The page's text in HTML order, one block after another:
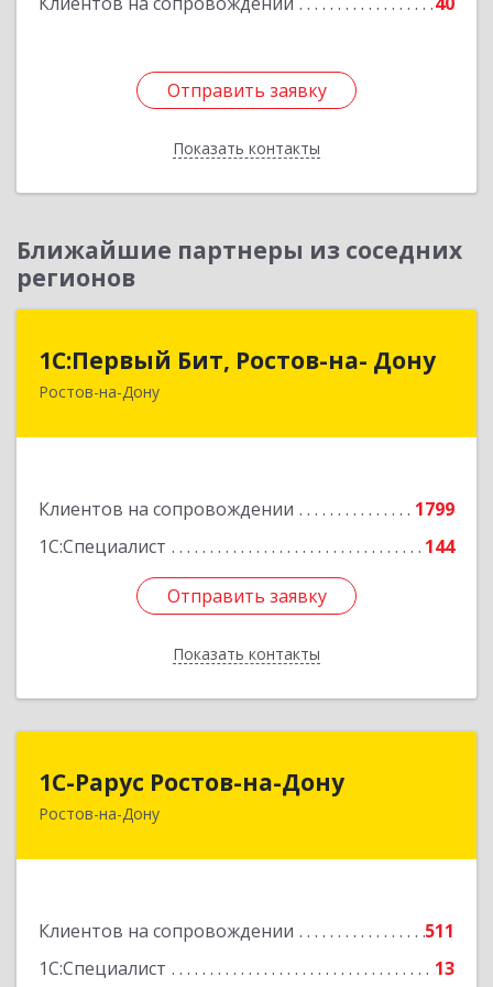
Отправить заявку
Показать контакты
Отправить заявку
Назад
Ближайшие партнеры из соседних
регионов
1С:Первый Бит, Ростов-на- Дону
Ростов-на-Дону
Клиентов на сопровождении
1799
1С:Специалист
144
Отправить заявку
Показать контакты
1С:Первый Бит, Ростов-на- Дону
344091, Ростовская обл, Ростов-на-Дону г,
Отправить заявку
Назад
1С-Рарус Ростов-на-Дону
Ростов-на-Дону
Клиентов на сопровождении
511
1С:Специалист
13
344002, Ростовская обл, г.о. город Ростов-на-
Подробнее